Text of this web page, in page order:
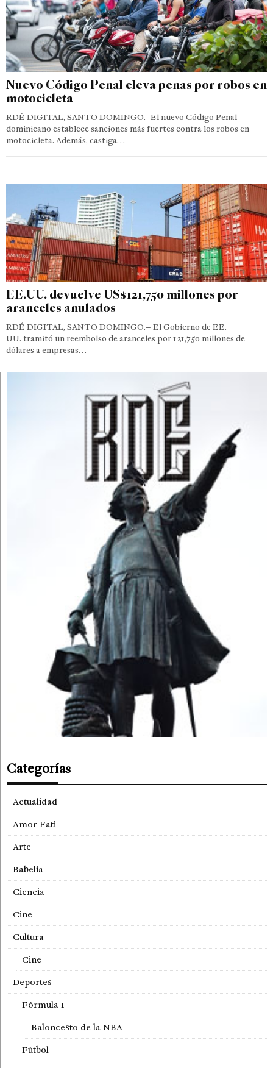
Nuevo Código Penal eleva penas por robos en
motocicleta
RDÉ DIGITAL, SANTO DOMINGO.- El nuevo Código Penal
dominicano establece sanciones más fuertes contra los robos en
motocicleta. Además, castiga…
EE.UU. devuelve US$121,750 millones por
aranceles anulados
RDÉ DIGITAL, SANTO DOMINGO.– El Gobierno de EE.
UU. tramitó un reembolso de aranceles por 121,750 millones de
dólares a empresas…
Categorías
Actualidad
Amor Fati
Arte
Babelia
Ciencia
Cine
Cultura
Cine
Deportes
Fórmula 1
Baloncesto de la NBA
Fútbol